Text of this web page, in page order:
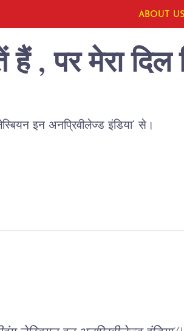
ABOUT US
हैं , पर मेरा दिल
इन अनप्रिवीलेज्ड इंडिया’ से।